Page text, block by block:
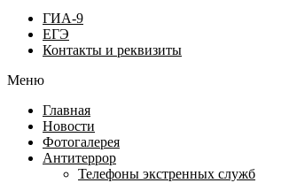
ГИА-9
ЕГЭ
Контакты и реквизиты
Меню
Главная
Новости
Фотогалерея
Антитеррор
Телефоны экстренных служб